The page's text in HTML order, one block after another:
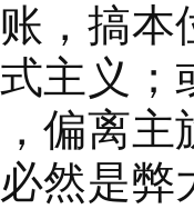
，搞
主义
偏离
然是